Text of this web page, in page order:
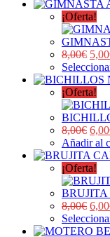
¡Oferta!
8,00€ 5,00
¡Oferta!
8,00€ 6,00
Añadir al
¡Oferta!
8,00€ 6,00